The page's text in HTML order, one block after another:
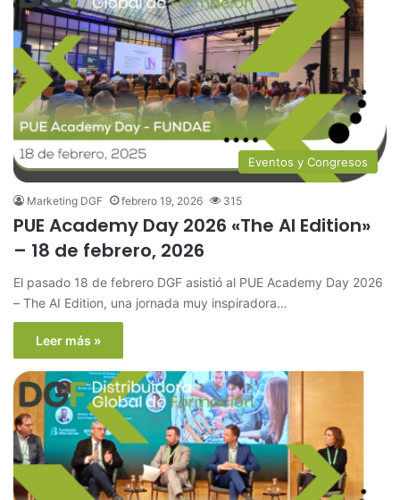
Eventos y Congresos
Marketing DGF febrero 19, 2026 315
PUE Academy Day 2026 «The AI Edition»
– 18 de febrero, 2026
El pasado 18 de febrero DGF asistió al PUE Academy Day 2026
– The AI Edition, una jornada muy inspiradora…
Leer más »